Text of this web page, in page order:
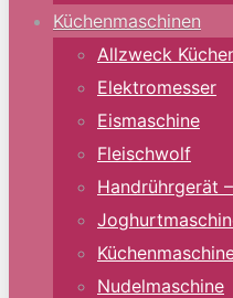
Küchenmaschinen
Allzweck
Elektromesser
Eismaschine
Fleischwolf
Handrührgerät
Nudelmaschine